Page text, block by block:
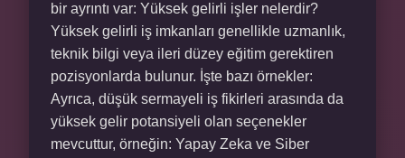
bir ayrıntı var: Yüksek gelirli işler nelerdir?
Yüksek gelirli iş imkanları genellikle uzmanlık,
teknik bilgi veya ileri düzey eğitim gerektiren
pozisyonlarda bulunur. İşte bazı örnekler:
Ayrıca, düşük sermayeli iş fikirleri arasında da
yüksek gelir potansiyeli olan seçenekler
mevcuttur, örneğin: Yapay Zeka ve Siber